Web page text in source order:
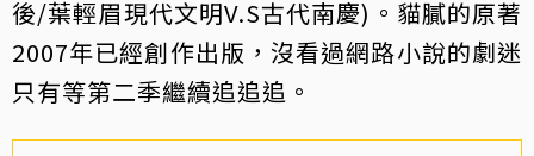
後/葉輕眉現代文明V.S古代南慶)。貓膩的原著
2007年已經創作出版，沒看過網路小說的劇迷
只有等第二季繼續追追追。